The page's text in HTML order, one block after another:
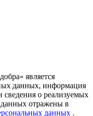
является
данных, информация
сведения о реализуемых
данных отражены в
данных .